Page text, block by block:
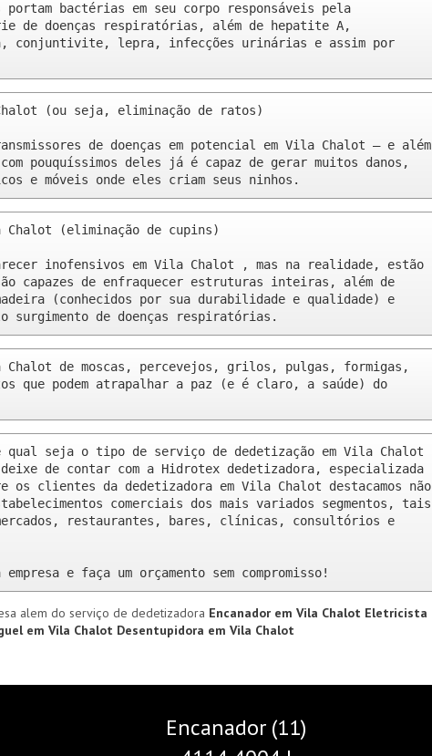
bactérias em seu corpo responsáveis pela
de doenças respiratórias, além de hepatite A,
conjuntivite, lepra, infecções urinárias e assim por
(ou seja, eliminação de ratos)
de doenças em potencial em Vila Chalot – e além
pouquíssimos deles já é capaz de gerar muitos danos,
e móveis onde eles criam seus ninhos.
Chalot (eliminação de cupins)
inofensivos em Vila Chalot , mas na realidade, estão
capazes de enfraquecer estruturas inteiras, além de
(conhecidos por sua durabilidade e qualidade) e
surgimento de doenças respiratórias.
Chalot de moscas, percevejos, grilos, pulgas, formigas,
que podem atrapalhar a paz (e é claro, a saúde) do
qual seja o tipo de serviço de dedetização em Vila Chalot
de contar com a Hidrotex dedetizadora, especializada
os clientes da dedetizadora em Vila Chalot destacamos não
comerciais dos mais variados segmentos, tais
restaurantes, bares, clínicas, consultórios e
e faça um orçamento sem compromisso!
alem do serviço de dedetizadora Encanador em Vila Chalot Eletricista
em Vila Chalot Desentupidora em Vila Chalot
Encanador (11)